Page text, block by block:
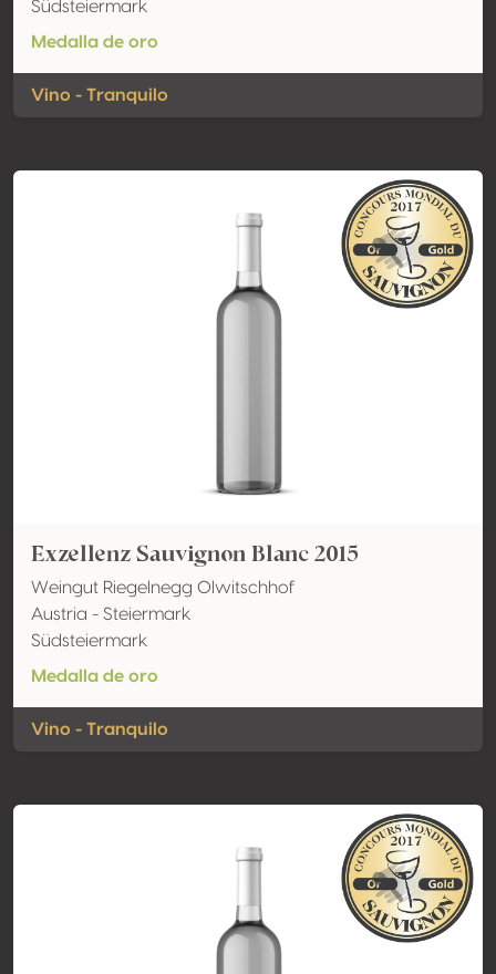
Südsteiermark
Medalla de oro
Vino - Tranquilo
Exzellenz Sauvignon Blanc 2015
Weingut Riegelnegg Olwitschhof
Austria - Steiermark
Südsteiermark
Medalla de oro
Vino - Tranquilo